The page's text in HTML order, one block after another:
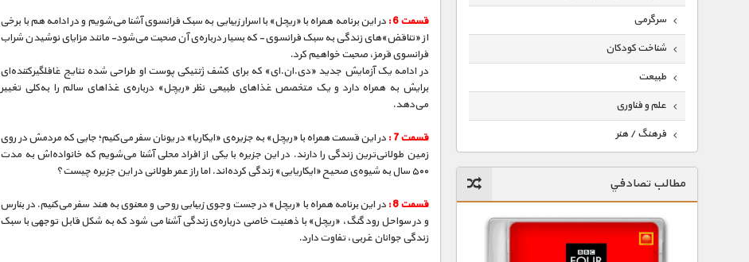
سرگرمی
شناخت کودکان
طبیعت
علم و فناوری
فرهنگ / هنر
گردشگری
ماورایی
مسابقات / ورزشی
مطالب تصادفي
قسمت 6 :
در این برنامه همراه با «ریچل» با اسرار زیبایی به سبک فرانسوی آشنا می‌شویم و در ادامه هم با برخی
از «تناقض»‌های زندگی به سبک فرانسوی- که بسیار درباره‌ی آن صحبت می‌شود- مانند مزایای نوشیدن شراب
فرانسوی قرمز، صحبت خواهیم کرد.
در ادامه یک آزمایش جدید «دی.ان.ای» که برای کشف ژنتیکی پوست او طراحی شده نتایج غافلگیرکننده‌ای
برایش به همراه دارد و یک متخصص غذاهای طبیعی نظر «ریچل» درباره‌ی غذاهای سالم را به‌کلی تغییر
می‌دهد.
قسمت 7 :
در این قسمت همراه با «ریچل» به جزیره‌ی «ایکاریا» در یونان سفر می‌کنیم؛ جایی که مردمش در روی
زمین طولانی‌ترین زندگی را دارند. در این جزیره با یکی از افراد محلی آشنا می‌شویم که خانواده‌اش به مدت
۵۰۰ سال به شیوه‌ی صحیح «ایکاریایی» زندگی کرده‌اند. اما راز عمر طولانی در این جزیره چیست؟
قسمت 8 :
در این برنامه همراه با «ریچل» در جست و‌جوی زیبایی روحی و معنوی به هند سفر می‌کنیم. در بنارس
و در سواحل رود گنگ، «ریچل» با ذهنیت خاصی درباره‌ی زندگی آشنا می شود که به شکل قابل توجهی با سبک
زندگی جوانان غربی، تفاوت دارد.